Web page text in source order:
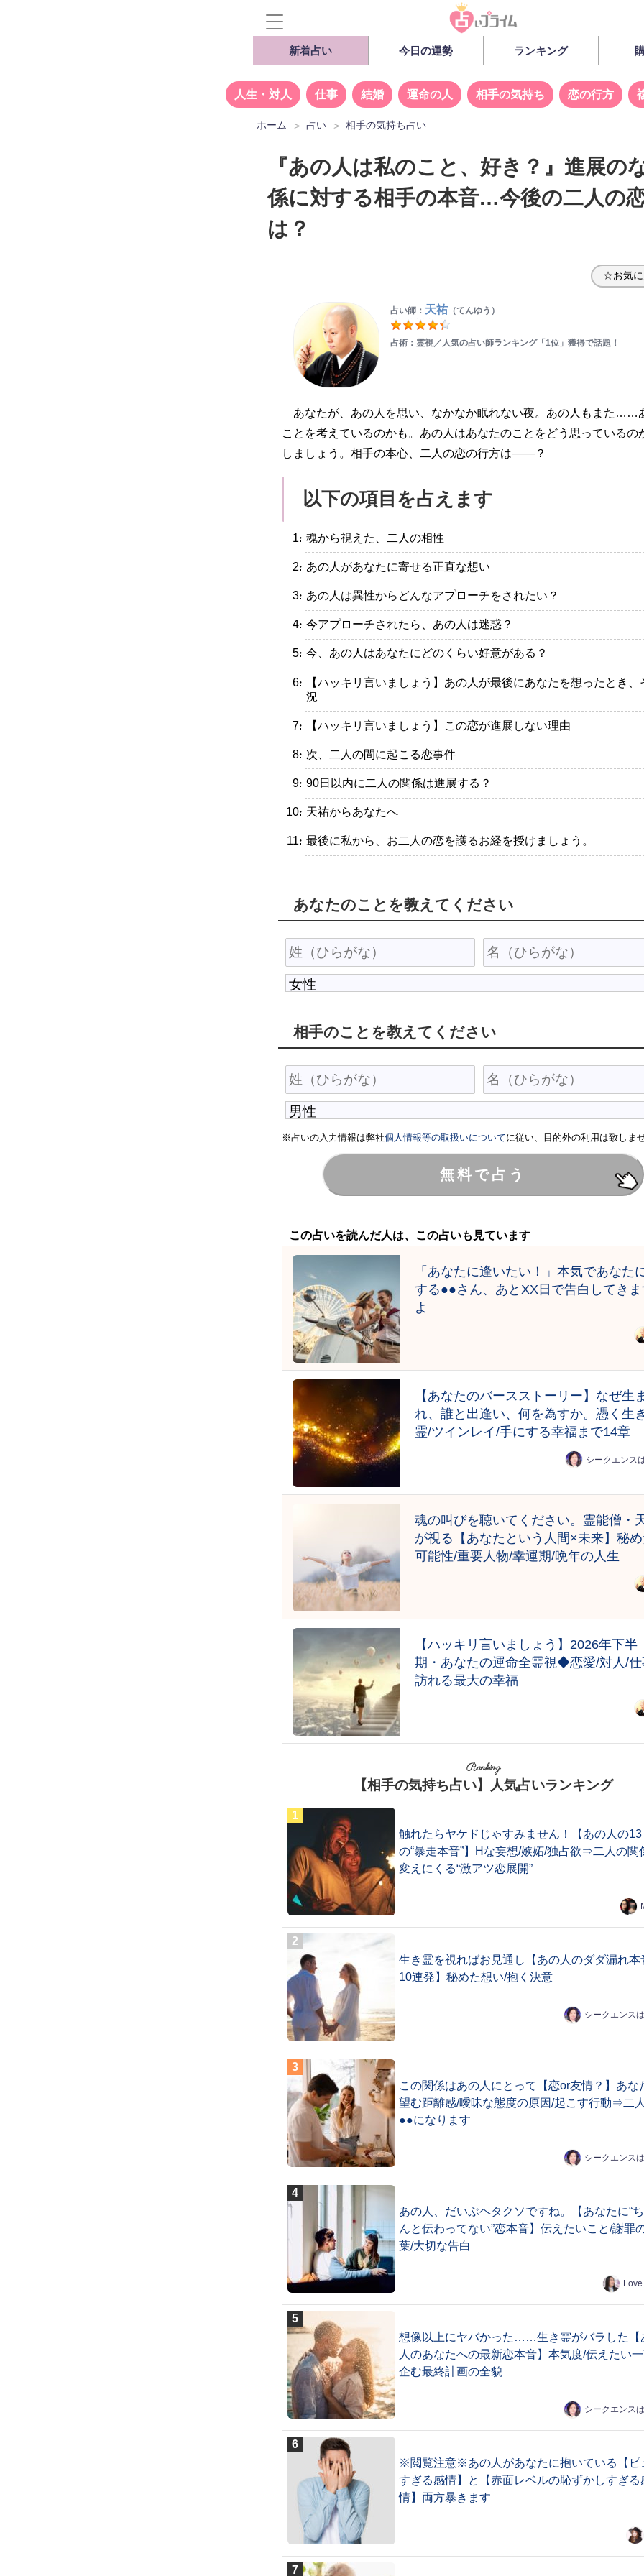
新着占い 今日の運勢 ランキング
人生・対人 仕事 結婚 運命の人 相手の気持ち 恋の行方
ホーム 占い 相手の気持ち占い
『あの人は私のこと、好き？』進展の
係に対する相手の本音…今後の二人の
は？
☆お気に
占い師： 天祐（てんゆう）
占術：霊視／人気の占い師ランキング「1位」獲得で話題！
あなたが、あの人を思い、なかなか眠れない夜。あの人もまた……
ことを考えているのかも。あの人はあなたのことをどう思っているの
しましょう。相手の本心、二人の恋の行方は——？
以下の項目を占えます
・魂から視えた、二人の相性
・あの人があなたに寄せる正直な想い
・あの人は異性からどんなアプローチをされたい？
・今アプローチされたら、あの人は迷惑？
・今、あの人はあなたにどのくらい好意がある？
・【ハッキリ言いましょう】あの人が最後にあなたを想ったとき、
況
・【ハッキリ言いましょう】この恋が進展しない理由
・次、二人の間に起こる恋事件
・90日以内に二人の関係は進展する？
・天祐からあなたへ
・最後に私から、お二人の恋を護るお経を授けましょう。
あなたのことを教えてください
相手のことを教えてください
※占いの入力情報は弊社個人情報等の取扱いについてに従い、目的外の利用は致しま
この占いを読んだ人は、この占いも見ています
「あなたに逢いたい！」本気であなた
する●●さん、あとXX日で告白してき
よ
【あなたのバースストーリー】なぜ生
れ、誰と出逢い、何を為すか。憑く生
霊/ツインレイ/手にする幸福まで14章
シークエンス
魂の叫びを聴いてください。霊能僧・
が視る【あなたという人間×未来】秘
可能性/重要人物/幸運期/晩年の人生
【ハッキリ言いましょう】2026年下半
期・あなたの運命全霊視◆恋愛/対人/
訪れる最大の幸福
Ranking
【相手の気持ち占い】人気占いランキング
触れたらヤケドじゃすみません！【あの人の13
の“暴走本音”】Hな妄想/嫉妬/独占欲⇒二人の関
変えにくる“激アツ恋展開”
生き霊を視ればお見通し【あの人のダダ漏れ
10連発】秘めた想い/抱く決意
シークエンス
この関係はあの人にとって【恋or友情？】あな
望む距離感/曖昧な態度の原因/起こす行動⇒二
●●になります
シークエンス
あの人、だいぶヘタクソですね。【あなたに“
んと伝わってない”恋本音】伝えたいこと/謝罪
葉/大切な告白
想像以上にヤバかった……生き霊がバラした【
人のあなたへの最新恋本音】本気度/伝えたい
企む最終計画の全貌
シークエンス
※閲覧注意※あの人があなたに抱いている【ピ
すぎる感情】と【赤面レベルの恥ずかしすぎる
情】両方暴きます